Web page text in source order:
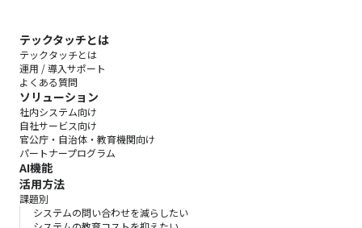
テックタッチとは
テックタッチとは
運用 / 導入サポート
よくある質問
ソリューション
社内システム向け
自社サービス向け
官公庁・自治体・教育機関向け
パートナープログラム
AI機能
活用方法
課題別
システムの問い合わせを減らしたい